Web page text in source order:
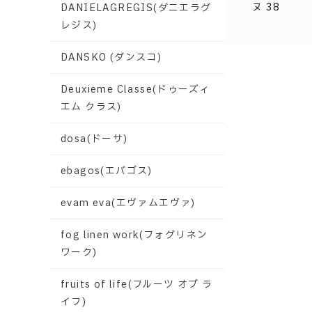
ヌ 38
DANIELAGREGIS(ダニエラグ
レジス)
DANSKO (ダンスコ)
Deuxieme Classe(ドゥーズィ
エム クラス)
dosa(ドーサ)
ebagos(エバゴス)
evam eva(エヴァムエヴァ)
fog linen work(フォグリネン
ワーク)
fruits of life(フルーツ オブ ラ
イフ)